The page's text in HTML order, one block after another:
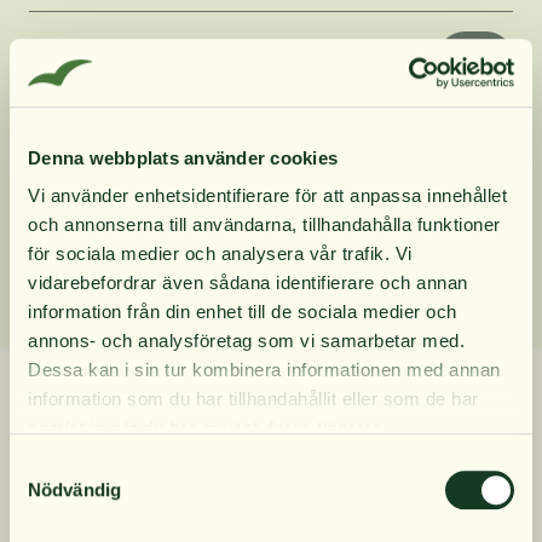
Denna webbplats använder cookies
Vi använder enhetsidentifierare för att anpassa innehållet
och annonserna till användarna, tillhandahålla funktioner
för sociala medier och analysera vår trafik. Vi
vidarebefordrar även sådana identifierare och annan
information från din enhet till de sociala medier och
annons- och analysföretag som vi samarbetar med.
Dessa kan i sin tur kombinera informationen med annan
information som du har tillhandahållit eller som de har
Nödvändig
Produktinformation
Innehåll
Dosering
Relaterade produkter
10% rabatt på
din första order
våra nyheter.